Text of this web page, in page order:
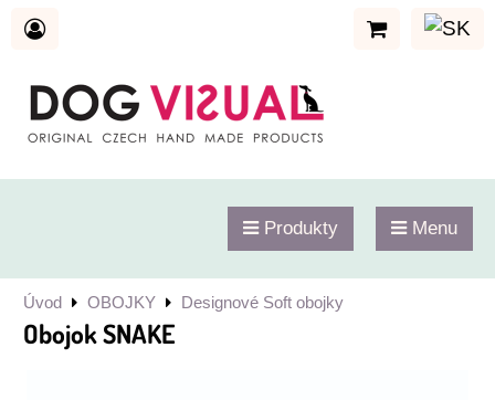
Produkty Menu
Úvod OBOJKY Designové Soft obojky
Obojok SNAKE